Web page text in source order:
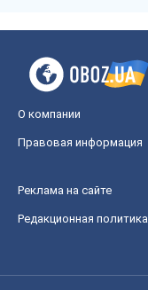
О компании
Правовая информация
Реклама на сайте
Редакционная политика